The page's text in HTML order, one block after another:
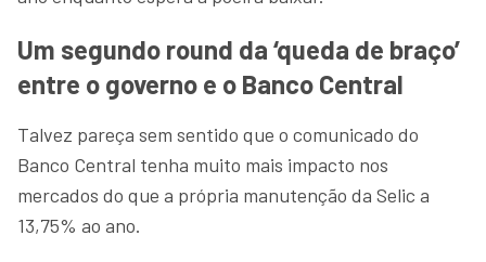
Um segundo round da ‘queda de braço’
entre o governo e o Banco Central
Talvez pareça sem sentido que o comunicado do
Banco Central tenha muito mais impacto nos
mercados do que a própria manutenção da Selic a
13,75% ao ano.